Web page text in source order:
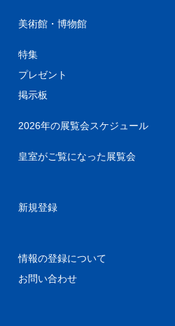
美術館・博物館
特集
プレゼント
掲示板
2026年の展覧会スケジュール
皇室がご覧になった展覧会
新規登録
情報の登録について
お問い合わせ